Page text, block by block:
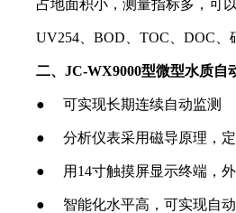
占地面积小，测量指标多，可
UV254 BOD TOC DOC
二、JC-WX9000型微型水质自
● 可实现长期连续自动监测
● 分析仪表采用磁导原理，
● 用14寸触摸屏显示终端，
● 智能化水平高，可实现自